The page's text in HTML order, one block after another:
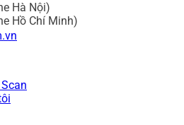
Hà Nội)
Hồ Chí Minh)